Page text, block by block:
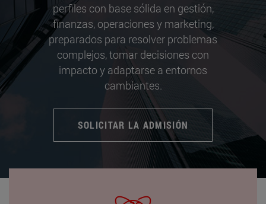
perfiles con base sólida en gestión,
finanzas, operaciones y marketing,
preparados para resolver problemas
complejos, tomar decisiones con
impacto y adaptarse a entornos
cambiantes.
SOLICITAR LA ADMISIÓN